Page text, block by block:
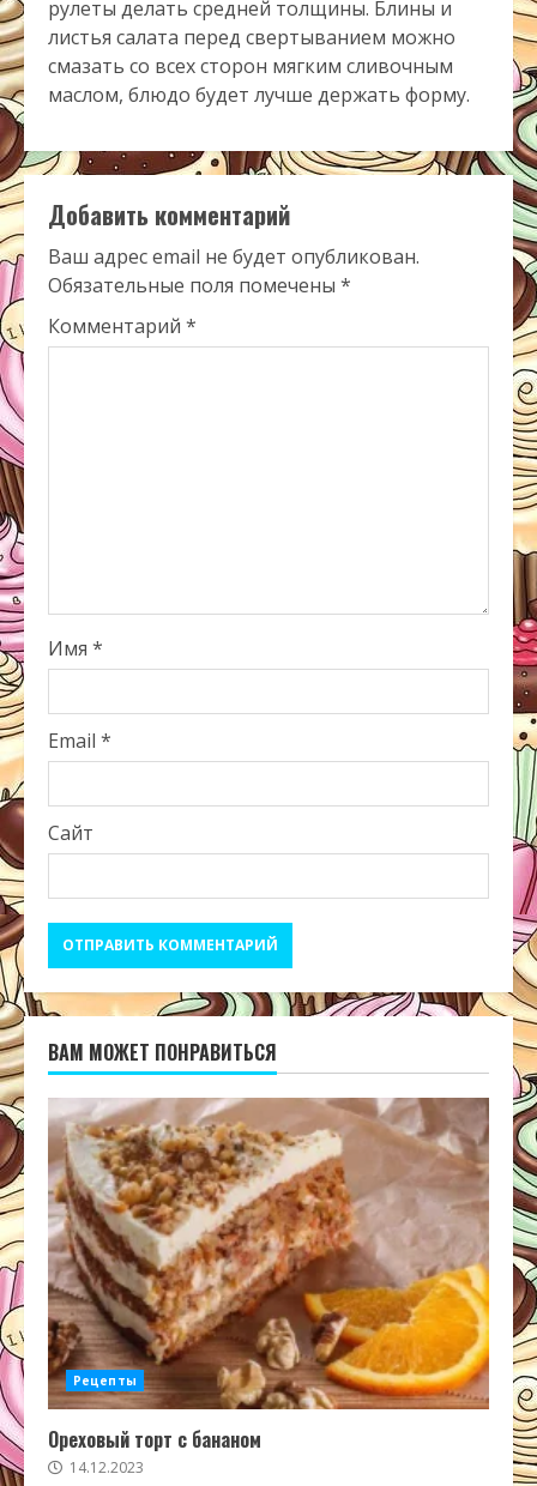
рулеты делать средней толщины. Блины и
листья салата перед свертыванием можно
смазать со всех сторон мягким сливочным
маслом, блюдо будет лучше держать форму.
Добавить комментарий
Ваш адрес email не будет опубликован.
Обязательные поля помечены *
Комментарий *
Имя *
Email *
Сайт
ВАМ МОЖЕТ ПОНРАВИТЬСЯ
Рецепты
Ореховый торт с бананом
14.12.2023